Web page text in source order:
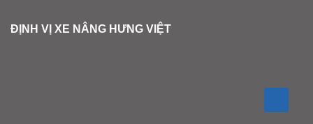
ĐỊNH VỊ XE NÂNG HƯNG VIỆT